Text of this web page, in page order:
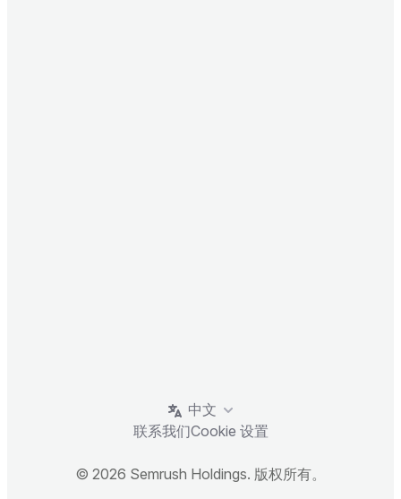
中文
联系我们Cookie 设置
© 2026 Semrush Holdings. 版权所有。